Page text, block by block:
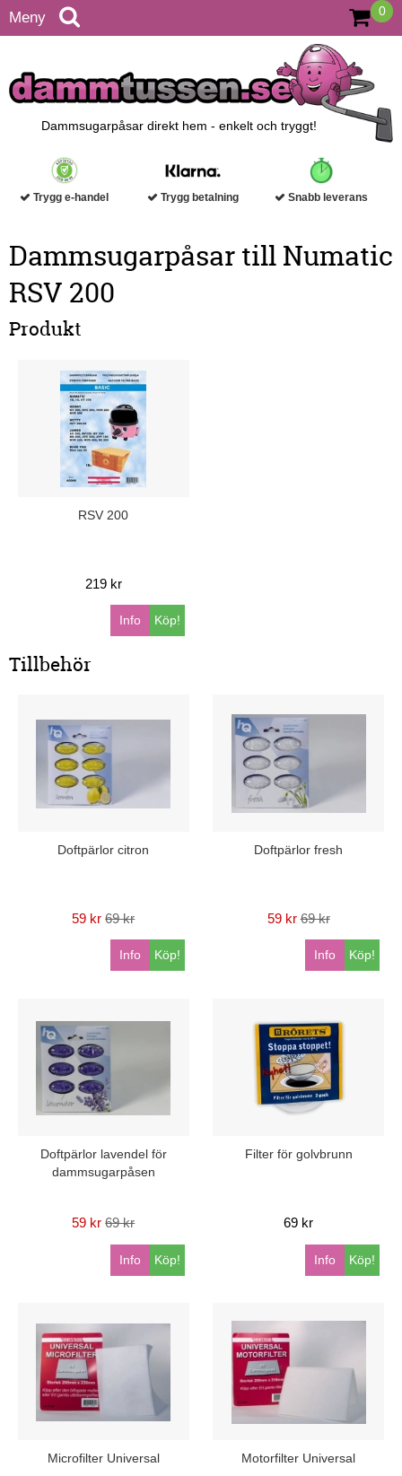
Meny 0
Dammsugarpåsar direkt hem - enkelt och tryggt!
Trygg e-handel Trygg betalning Snabb leverans
Dammsugarpåsar till Numatic
RSV 200
Produkt
RSV 200
219 kr
Köp!
Info
Tillbehör
Doftpärlor citron
59 kr 69 kr
Köp!
Info
Doftpärlor fresh
59 kr 69 kr
Köp!
Info
Doftpärlor lavendel för
dammsugarpåsen
59 kr 69 kr
Köp!
Info
Filter för golvbrunn
69 kr
Köp!
Info
Microfilter Universal Motorfilter Universal